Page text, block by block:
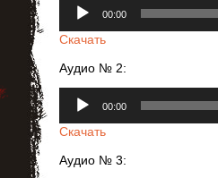
00:00
Скачать
Аудио № 2:
00:00
Скачать
Аудио № 3: